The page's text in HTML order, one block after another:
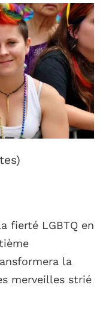
fierté LGBTQ en
la
merveilles strié